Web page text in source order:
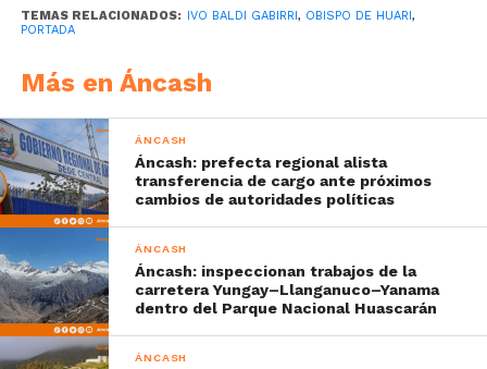
TEMAS RELACIONADOS: IVO BALDI GABIRRI, OBISPO DE HUARI,
PORTADA
Más en Áncash
ÁNCASH
Áncash: prefecta regional alista
transferencia de cargo ante próximos
cambios de autoridades políticas
ÁNCASH
Áncash: inspeccionan trabajos de la
carretera Yungay–Llanganuco–Yanama
dentro del Parque Nacional Huascarán
ÁNCASH